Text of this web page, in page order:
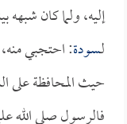
إليه، ولما كان شبهه
لـسودة: احتجبي
حيث المحافظة على
فالرسول صلى الله